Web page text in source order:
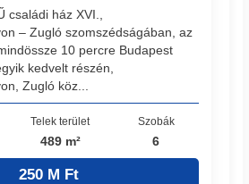
családi ház XVI.,
– Zugló szomszédságában, az
10 percre Budapest
kedvelt részén,
Zugló köz...
Telek terület
489 m²
Szobák
6
250 M Ft